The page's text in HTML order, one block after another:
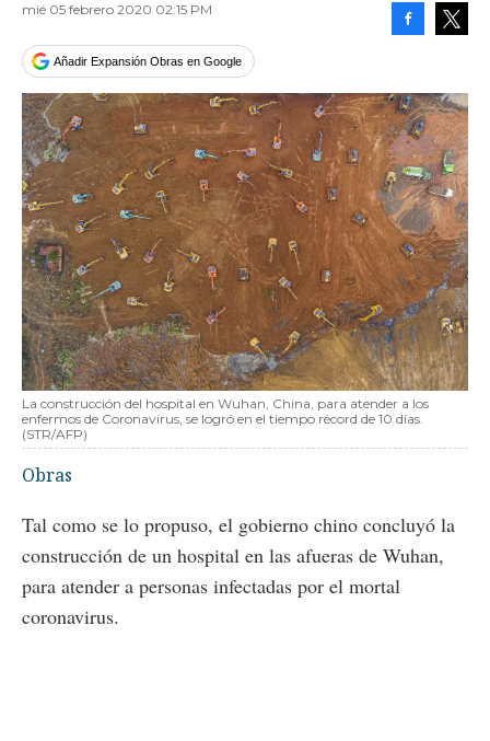
mié 05 febrero 2020 02:15 PM
Añadir Expansión Obras en Google
La construcción del hospital en Wuhan, China, para atender a los
enfermos de Coronavirus, se logró en el tiempo récord de 10 días.
(STR/AFP)
Obras
Tal como se lo propuso, el gobierno chino concluyó la
construcción de un hospital en las afueras de Wuhan,
para atender a personas infectadas por el mortal
coronavirus.